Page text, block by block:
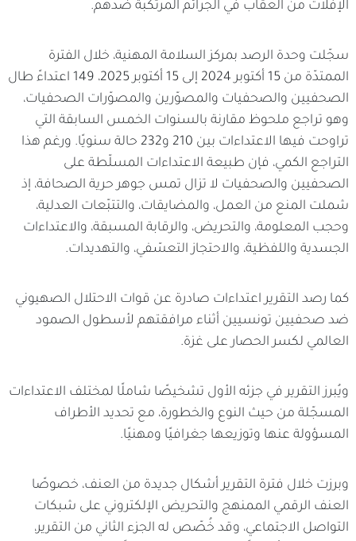
الإفلات من العقاب في الجرائم المرتكبة ضدهم.
سجّلت وحدة الرصد بمركز السلامة المهنية، خلال الفترة
الممتدّة من 15 أكتوبر 2024 إلى 15 أكتوبر 2025، 149 اعتداءً طال
الصحفيين والصحفيات والمصوّرين والمصوّرات الصحفيات،
وهو تراجع ملحوظ مقارنة بالسنوات الخمس السابقة التي
تراوحت فيها الاعتداءات بين 210 و232 حالة سنويًا. ورغم هذا
التراجع الكمي، فإن طبيعة الاعتداءات المسلّطة على
الصحفيين والصحفيات لا تزال تمس جوهر حرية الصحافة، إذ
شملت المنع من العمل، والمضايقات، والتتبّعات العدلية،
وحجب المعلومة، والتحريض، والرقابة المسبقة، والاعتداءات
الجسدية واللفظية، والاحتجاز التعسّفي، والتهديدات.
كما رصد التقرير اعتداءات صادرة عن قوات الاحتلال الصهيوني
ضد صحفيين تونسيين أثناء مرافقتهم لأسطول الصمود
العالمي لكسر الحصار على غزة.
ويُبرز التقرير في جزئه الأول تشخيصًا شاملًا لمختلف الاعتداءات
المسجّلة من حيث النوع والخطورة، مع تحديد الأطراف
المسؤولة عنها وتوزيعها جغرافيًا ومهنيًا.
وبرزت خلال فترة التقرير أشكال جديدة من العنف، خصوصًا
العنف الرقمي الممنهج والتحريض الإلكتروني على شبكات
التواصل الاجتماعي، وقد خُصّص له الجزء الثاني من التقرير،